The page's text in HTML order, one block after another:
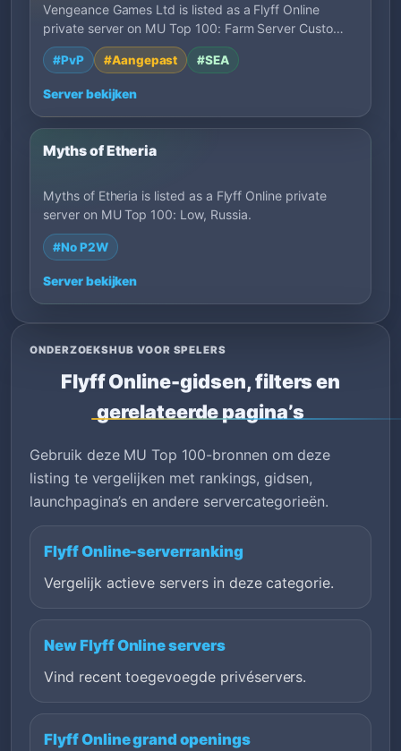
Vengeance Games Ltd is listed as a Flyff Online
private server on MU Top 100: Farm Server Custo…
#PvP #Aangepast #SEA
Server bekijken
Myths of Etheria
Myths of Etheria is listed as a Flyff Online private
server on MU Top 100: Low, Russia.
#No P2W
Server bekijken
ONDERZOEKSHUB VOOR SPELERS
Flyff Online-gidsen, filters en
gerelateerde pagina’s
Gebruik deze MU Top 100-bronnen om deze
listing te vergelijken met rankings, gidsen,
launchpagina’s en andere servercategorieën.
Flyff Online-serverranking
Vergelijk actieve servers in deze categorie.
New Flyff Online servers
Vind recent toegevoegde privéservers.
Flyff Online grand openings